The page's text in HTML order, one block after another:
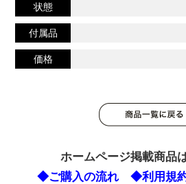
状態
付属品
価格
ホームページ掲載商品
◆ご購入の流れ
◆利用規